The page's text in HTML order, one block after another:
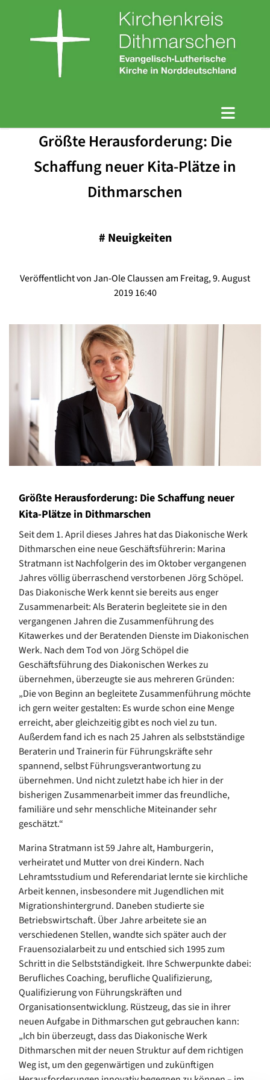
Größte Herausforderung: Die
Schaffung neuer Kita-Plätze in
Dithmarschen
# Neuigkeiten
Veröffentlicht von Jan-Ole Claussen am Freitag, 9. August
2019 16:40
Größte Herausforderung: Die Schaffung neuer
Kita-Plätze in Dithmarschen
Seit dem 1. April dieses Jahres hat das Diakonische Werk
Dithmarschen eine neue Geschäftsführerin: Marina
Stratmann ist Nachfolgerin des im Oktober vergangenen
Jahres völlig überraschend verstorbenen Jörg Schöpel.
Das Diakonische Werk kennt sie bereits aus enger
Zusammenarbeit: Als Beraterin begleitete sie in den
vergangenen Jahren die Zusammenführung des
Kitawerkes und der Beratenden Dienste im Diakonischen
Werk. Nach dem Tod von Jörg Schöpel die
Geschäftsführung des Diakonischen Werkes zu
übernehmen, überzeugte sie aus mehreren Gründen:
„Die von Beginn an begleitete Zusammenführung möchte
ich gern weiter gestalten: Es wurde schon eine Menge
erreicht, aber gleichzeitig gibt es noch viel zu tun.
Außerdem fand ich es nach 25 Jahren als selbstständige
Beraterin und Trainerin für Führungskräfte sehr
spannend, selbst Führungsverantwortung zu
übernehmen. Und nicht zuletzt habe ich hier in der
bisherigen Zusammenarbeit immer das freundliche,
familiäre und sehr menschliche Miteinander sehr
geschätzt.“
Marina Stratmann ist 59 Jahre alt, Hamburgerin,
verheiratet und Mutter von drei Kindern. Nach
Lehramtsstudium und Referendariat lernte sie kirchliche
Arbeit kennen, insbesondere mit Jugendlichen mit
Migrationshintergrund. Daneben studierte sie
Betriebswirtschaft. Über Jahre arbeitete sie an
verschiedenen Stellen, wandte sich später auch der
Frauensozialarbeit zu und entschied sich 1995 zum
Schritt in die Selbstständigkeit. Ihre Schwerpunkte dabei:
Berufliches Coaching, berufliche Qualifizierung,
Qualifizierung von Führungskräften und
Organisationsentwicklung. Rüstzeug, das sie in ihrer
neuen Aufgabe in Dithmarschen gut gebrauchen kann:
„Ich bin überzeugt, dass das Diakonische Werk
Dithmarschen mit der neuen Struktur auf dem richtigen
Weg ist, um den gegenwärtigen und zukünftigen